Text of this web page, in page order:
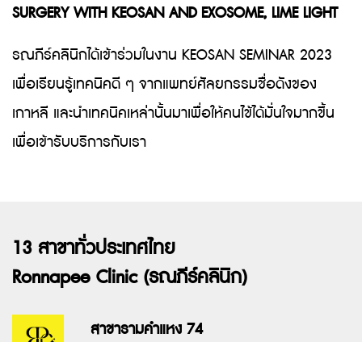
SURGERY WITH KEOSAN AND EXOSOME, LIME LIGHT
รณภีร์คลินิกได้เข้าร่วมในงาน KEOSAN SEMINAR 2023
เพื่อเรียนรู้เทคนิคดี ๆ จากแพทย์ศัลยกรรมชื่อดังของ
เกาหลี และนำเทคนิคเหล่านั้นมาเพื่อให้คนไข้ได้มั่นใจมากขึ้น
เพื่อเข้ารับบริการกับเรา
13 สาขาทั่วประเทศไทย
Ronnapee Clinic (รณภีร์คลินิก)
สาขารามคำแหง 74